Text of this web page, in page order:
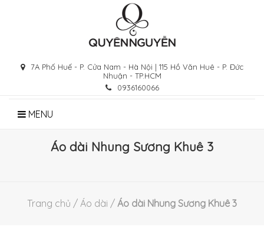
7A Phố Huế - P. Cửa Nam - Hà Nội | 115 Hồ Văn Huê - P. Đức
Nhuận - TP.HCM
0936160066
MENU
Áo dài Nhung Sương Khuê 3
Trang chủ / Áo dài / Áo dài Nhung Sương Khuê 3